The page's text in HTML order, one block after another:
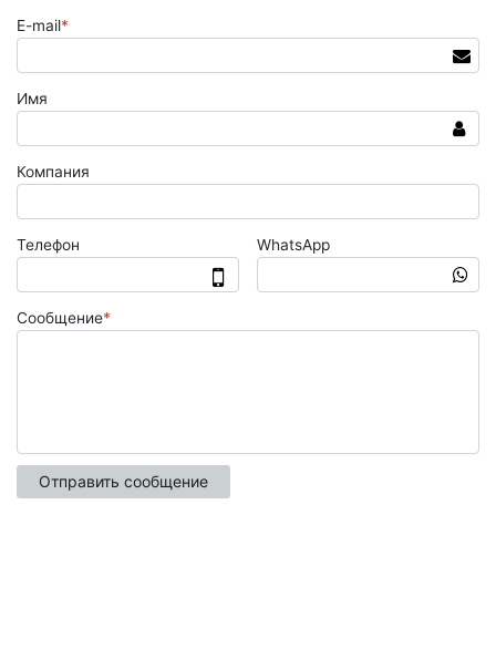
E-mail*
Имя
Компания
Телефон WhatsApp
Сообщение*